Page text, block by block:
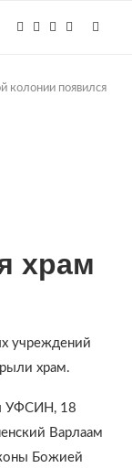
колонии появился
храм
учреждений
храм.
УФСИН, 18
Варлаам
Божией